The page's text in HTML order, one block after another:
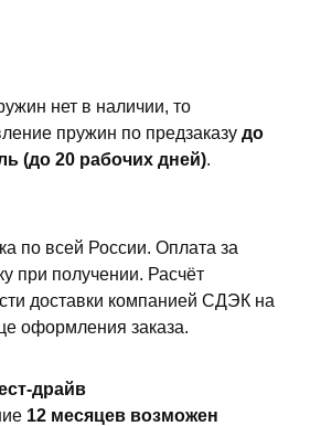
нет в наличии, то
пружин по предзаказудо
(до 20 рабочих дней).
по всей России. Оплата за
при получении. Расчёт
доставки компанией СДЭК на
оформления заказа.
драйв
12 месяцев возможен